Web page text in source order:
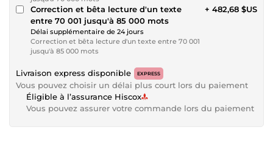
Correction et bêta lecture d'un texte
entre 70 001 jusqu'à 85 000 mots
Délai supplémentaire de 24 jours
Correction et bêta lecture d'un texte entre 70 001
jusqu'à 85 000 mots
+ 482,68 $US
Livraison express disponible EXPRESS
Vous pouvez choisir un délai plus court lors du paiement
Éligible à l’assurance Hiscox
Vous pouvez assurer votre commande lors du paiement